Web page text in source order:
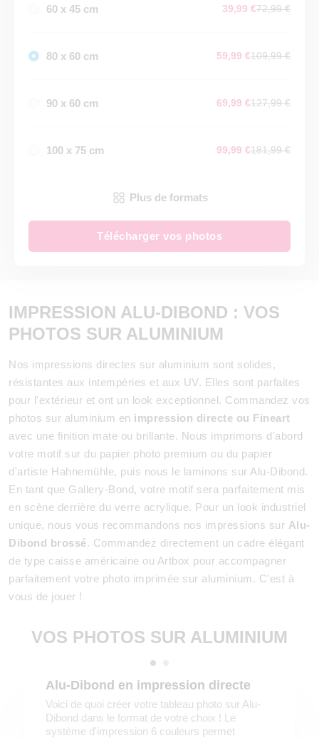
60 x 45 cm 39,99 €72,99 €
80 x 60 cm 59,99 €109,99 €
90 x 60 cm 69,99 €127,99 €
100 x 75 cm 99,99 €181,99 €
Plus de formats
Télécharger vos photos
IMPRESSION ALU-DIBOND : VOS
PHOTOS SUR ALUMINIUM
Nos impressions directes sur aluminium sont solides,
résistantes aux intempéries et aux UV. Elles sont parfaites
pour l'extérieur et ont un look exceptionnel. Commandez vos
photos sur aluminium en impression directe ou Fineart
avec une finition mate ou brillante. Nous imprimons d'abord
votre motif sur du papier photo premium ou du papier
d'artiste Hahnemühle, puis nous le laminons sur Alu-Dibond.
En tant que Gallery-Bond, votre motif sera parfaitement mis
en scène derrière du verre acrylique. Pour un look industriel
unique, nous vous recommandons nos impressions sur Alu-
Dibond brossé. Commandez directement un cadre élégant
de type caisse américaine ou Artbox pour accompagner
parfaitement votre photo imprimée sur aluminium. C'est à
vous de jouer !
VOS PHOTOS SUR ALUMINIUM
Alu-Dibond en impression directe
Voici de quoi créer votre tableau photo sur Alu-
Dibond dans le format de votre choix ! Le
système d'impression 6 couleurs permet